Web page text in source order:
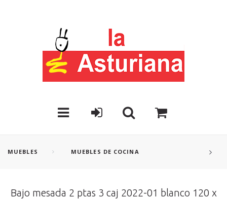
MUEBLES MUEBLES DE COCINA
Bajo mesada 2 ptas 3 caj 2022-01 blanco 120 x